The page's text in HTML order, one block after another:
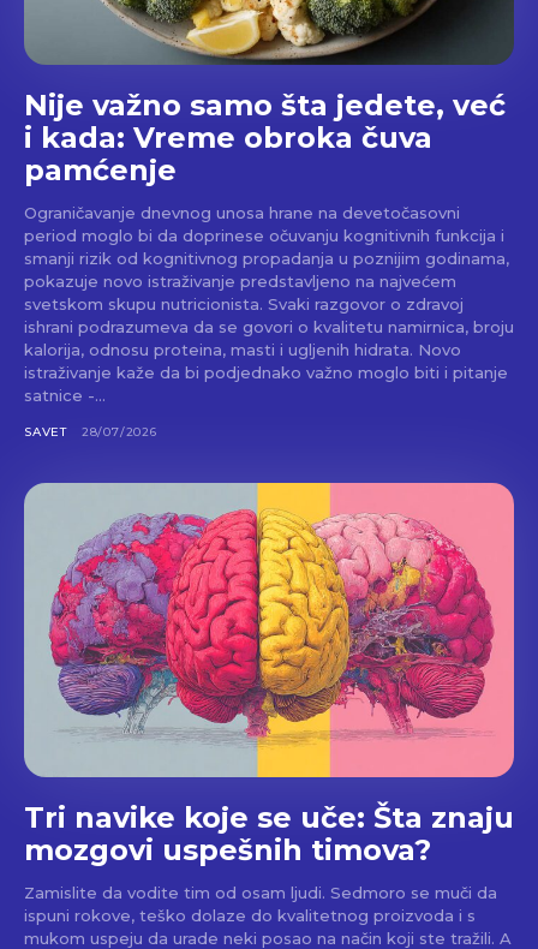
Nije važno samo šta jedete, već
i kada: Vreme obroka čuva
pamćenje
Ograničavanje dnevnog unosa hrane na devetočasovni
period moglo bi da doprinese očuvanju kognitivnih funkcija i
smanji rizik od kognitivnog propadanja u poznijim godinama,
pokazuje novo istraživanje predstavljeno na najvećem
svetskom skupu nutricionista. Svaki razgovor o zdravoj
ishrani podrazumeva da se govori o kvalitetu namirnica, broju
kalorija, odnosu proteina, masti i ugljenih hidrata. Novo
istraživanje kaže da bi podjednako važno moglo biti i pitanje
satnice -...
SAVET 28/07/2026
Tri navike koje se uče: Šta znaju
mozgovi uspešnih timova?
Zamislite da vodite tim od osam ljudi. Sedmoro se muči da
ispuni rokove, teško dolaze do kvalitetnog proizvoda i s
mukom uspeju da urade neki posao na način koji ste tražili. A